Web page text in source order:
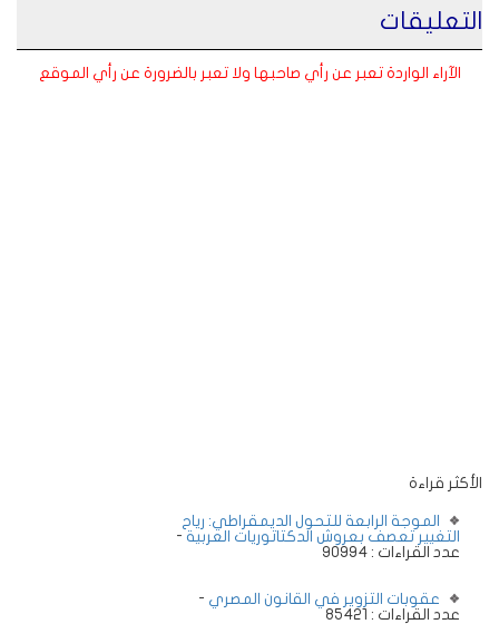
التعليقات
الآراء الواردة تعبر عن رأي صاحبها ولا تعبر بالضرورة عن رأي الموقع
الأكثر قراءة
الموجة الرابعة للتحول الديمقراطي: رياح
التغيير تعصف بعروش الدكتاتوريات العربية -
عدد القراءات : 90994
عقوبات التزوير في القانون المصري -
عدد القراءات : 85421